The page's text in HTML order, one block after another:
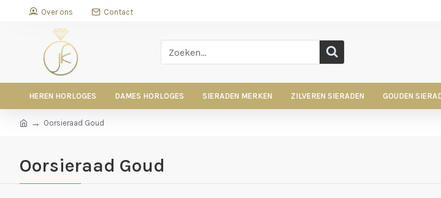
Over ons Contact
HEREN HORLOGES DAMES HORLOGES SIERADEN MERKEN ZILVEREN SIERADEN GOUDEN
Oorsieraad Goud
Oorsieraad Goud